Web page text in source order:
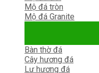
Mộ đá tròn
Mộ đá Granite
Bàn thờ đá
Cây hương đá
Lư hương đá